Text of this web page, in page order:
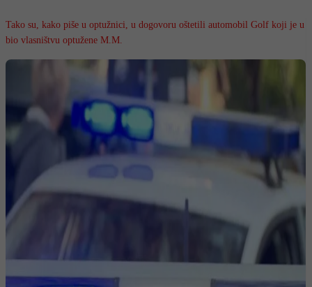
Tako su, kako piše u optužnici, u dogovoru oštetili automobil Golf koji je u
bio vlasništvu optužene M.M.